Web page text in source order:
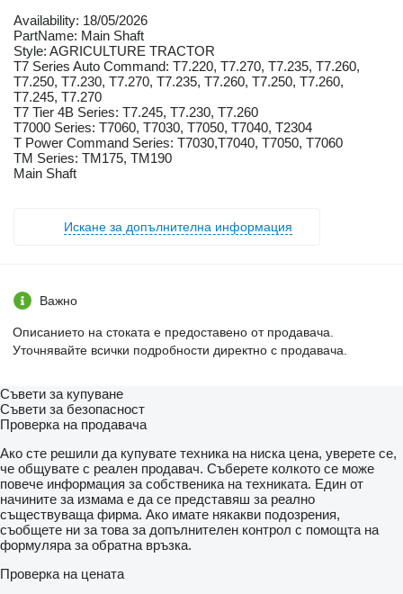
Availability: 18/05/2026
PartName: Main Shaft
Style: AGRICULTURE TRACTOR
T7 Series Auto Command: T7.220, T7.270, T7.235, T7.260,
T7.250, T7.230, T7.270, T7.235, T7.260, T7.250, T7.260,
T7.245, T7.270
T7 Tier 4B Series: T7.245, T7.230, T7.260
T7000 Series: T7060, T7030, T7050, T7040, T2304
T Power Command Series: T7030,T7040, T7050, T7060
TM Series: TM175, TM190
Main Shaft
Искане за допълнителна информация
Важно
Описанието на стоката е предоставено от продавача.
Уточнявайте всички подробности директно с продавача.
Съвети за купуване
Съвети за безопасност
Проверка на продавача
Ако сте решили да купувате техника на ниска цена, уверете се,
че общувате с реален продавач. Съберете колкото се може
повече информация за собственика на техниката. Един от
начините за измама е да се представяш за реално
съществуваща фирма. Ако имате някакви подозрения,
съобщете ни за това за допълнителен контрол с помощта на
формуляра за обратна връзка.
Проверка на цената